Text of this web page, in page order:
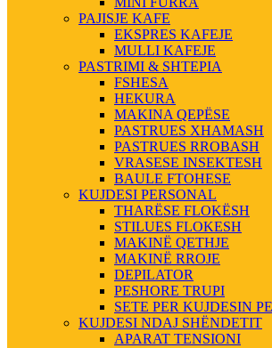
PAJISJE KAFE
EKSPRES KAFEJE
MULLI KAFEJE
PASTRIMI & SHTEPIA
FSHESA
HEKURA
MAKINA QEPËSE
PASTRUES XHAMASH
PASTRUES RROBASH
VRASESE INSEKTESH
BAULE FTOHESE
KUJDESI PERSONAL
THARËSE FLOKËSH
STILUES FLOKESH
MAKINË QETHJE
MAKINË RROJE
DEPILATOR
PESHORE TRUPI
SETE PER KUJDESIN
KUJDESI NDAJ SHËNDETIT
APARAT TENSIONI